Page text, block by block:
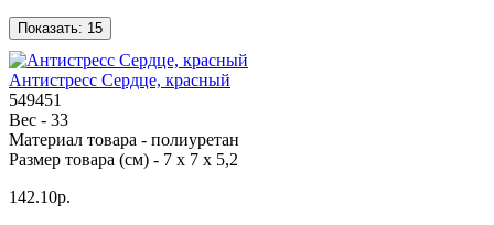
Показать: 15
Антистресс Сердце, красный
549451
Вес - 33
Материал товара - полиуретан
Размер товара (см) - 7 х 7 х 5,2
142.10р.